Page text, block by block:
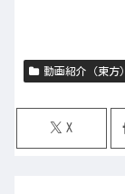
動画紹介（東方）
X